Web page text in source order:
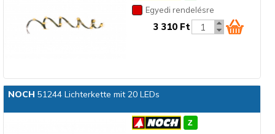
Egyedi rendelésre
3 310 Ft
NOCH 51244 Lichterkette mit 20 LEDs